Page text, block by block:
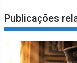
Publicações